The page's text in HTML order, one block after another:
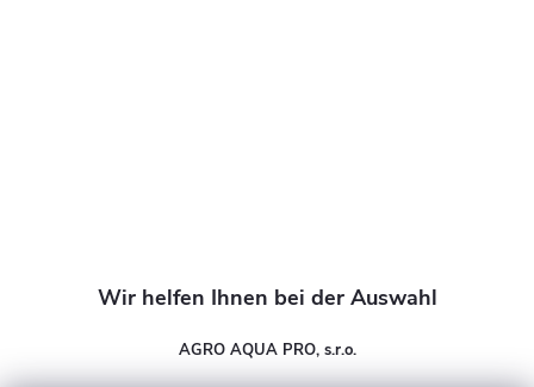
AGRO AQUA PRO, s.r.o.